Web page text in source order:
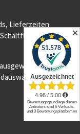
Lieferzeiten
im
✕